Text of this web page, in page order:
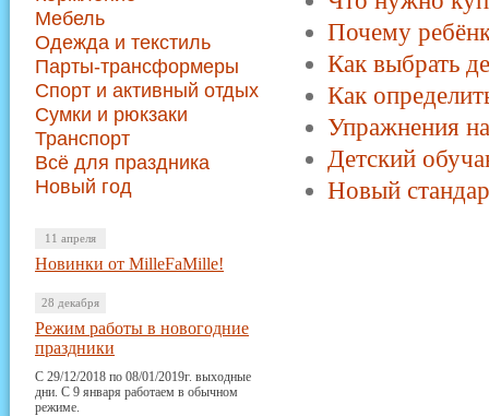
Почему
Как выбрать
Как
Упражнения
Детский
Новый
Мебель
Одежда и текстиль
Парты-трансформеры
Спорт и активный отдых
Сумки и рюкзаки
Транспорт
Всё для праздника
Новый год
11 апреля
Новинки от MilleFaMille!
28 декабря
Режим работы в новогодние
праздники
С 29/12/2018 по 08/01/2019г. выходные
дни. С 9 января работаем в обычном
режиме.